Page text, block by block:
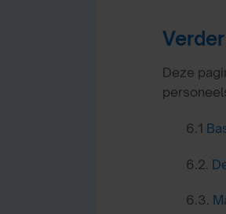
Deze
6.1
6.2.
6.3.